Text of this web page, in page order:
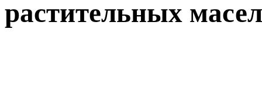
растительных